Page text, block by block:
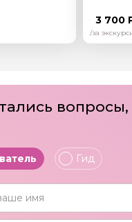
3 700
/за
вопросы,
Гид